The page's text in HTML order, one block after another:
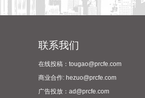
会对挖掘机主要制造企业统计，2026年
机41台），同比增长4.13%；出口
台，同比增长24.8%。其中：国
动挖掘机227台），同比增长18.8%；出
掘机197台），同比增长31.7%。
联系我们
在线投稿：tougao@prcfe.com
商业合作: hezuo@prcfe.com
广告投放：ad@prcfe.com